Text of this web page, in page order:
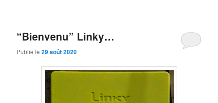
“Bienvenu” Linky…
Publié le29 août 2020